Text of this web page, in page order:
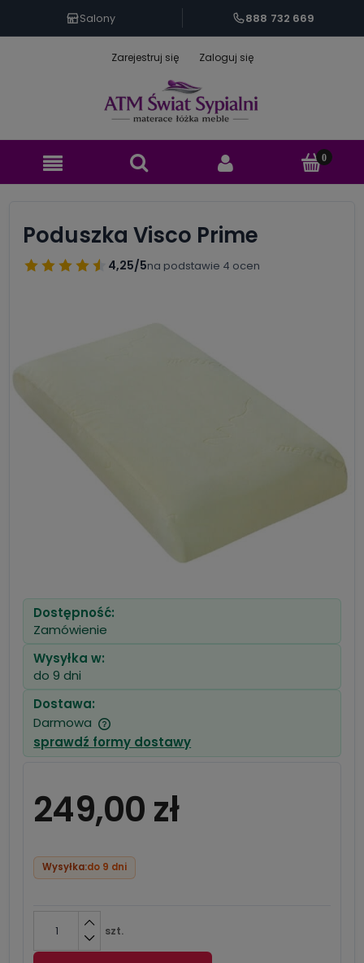
Salony 888 732 669
Zarejestruj się Zaloguj się
Poduszka Visco Prime
4,25/5na podstawie 4 ocen
Dostępność:
Zamówienie
Wysyłka w:
do 9 dni
Dostawa:
Darmowa
Cena nie zawiera ewentualnych kosztów
płatności
sprawdź formy dostawy
249,00 zł
Wysyłka:do 9 dni
szt.